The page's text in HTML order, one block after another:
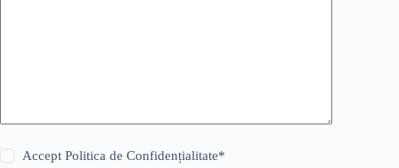
AcceptPolitica de Confidențialitate*